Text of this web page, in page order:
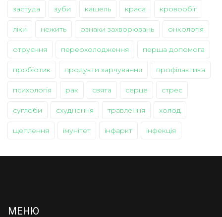
застуда зуби кашель краса кровообіг
ліки нежить ознаки захворювань онкологія
отруєння переохолодження перша допомога
пробіотик продукти харчування профілактика
психологія рак свята серце стрес
суглоби схуднення травлення холод
щеплення імунітет інфаркт інфекція
МЕНЮ